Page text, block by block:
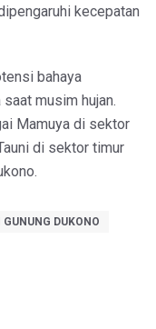
kecepatan
bahaya
musim hujan.
Mamuya di sektor
di sektor timur
GUNUNG DUKONO